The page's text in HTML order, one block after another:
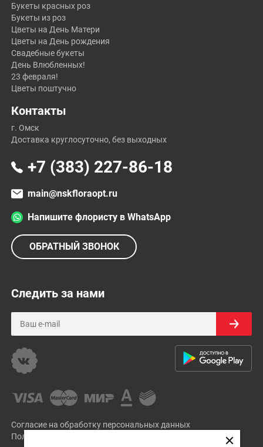
Букеты красных роз
Букеты из роз
Цветы на День Матери
Цветы на День рождения
Свадебные букеты
День Влюбленных!
23 февраля!
Цветы поштучно
Контакты
г. Омск
Доставка круглосуточно, без выходных
+7 (383) 227-86-18
main@nskfloraopt.ru
Напишите флористу в WhatsApp
ОБРАТНЫЙ ЗВОНОК
Следить за нами
Согласие на обработку персональных данных
Политика Конфиденциальности